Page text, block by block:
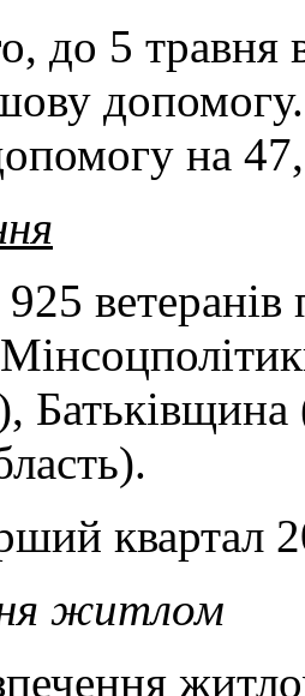
до 5 травня
на
ветеранів
квартал
житлом